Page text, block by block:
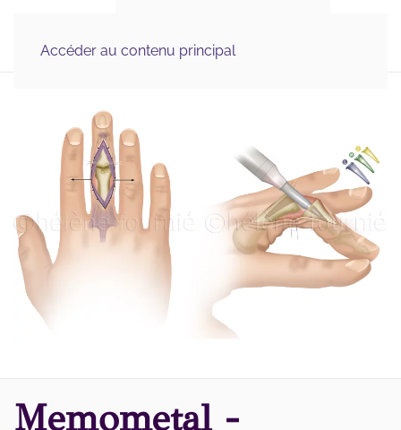
Accéder au contenu principal
& Scientifique, Graphisme
Memometal -